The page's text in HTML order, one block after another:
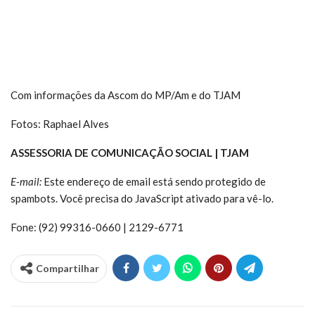
Com informações da Ascom do MP/Am e do TJAM
Fotos: Raphael Alves
ASSESSORIA DE COMUNICAÇÃO SOCIAL | TJAM
E-mail: Este endereço de email está sendo protegido de
spambots. Você precisa do JavaScript ativado para vê-lo.
Fone: (92) 99316-0660 | 2129-6771
Compartilhar